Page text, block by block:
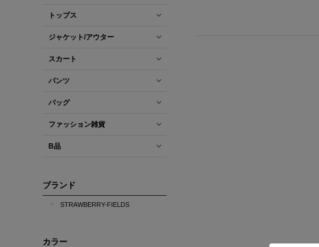
トップス
ジャケット/アウター
スカート
パンツ
バッグ
ファッション雑貨
B品
ブランド
STRAWBERRY-FIELDS
カラー